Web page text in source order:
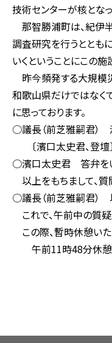
技術センターが核とな
那智勝浦町は、紀伊
調査研究を行うととも
いくということにこの
昨今頻発する大規模
和歌山県だけではなく
に思っております。
○議長（前芝雅嗣君）
〔濱口太史君、登壇〕
○濱口太史君 答弁をい
以上をもちまして、質
○議長（前芝雅嗣君）
これで、午前中の質
この際、暫時休憩いた
午前11時48分休憩